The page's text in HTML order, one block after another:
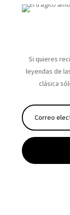
Si quieres
leyendas de
clásica